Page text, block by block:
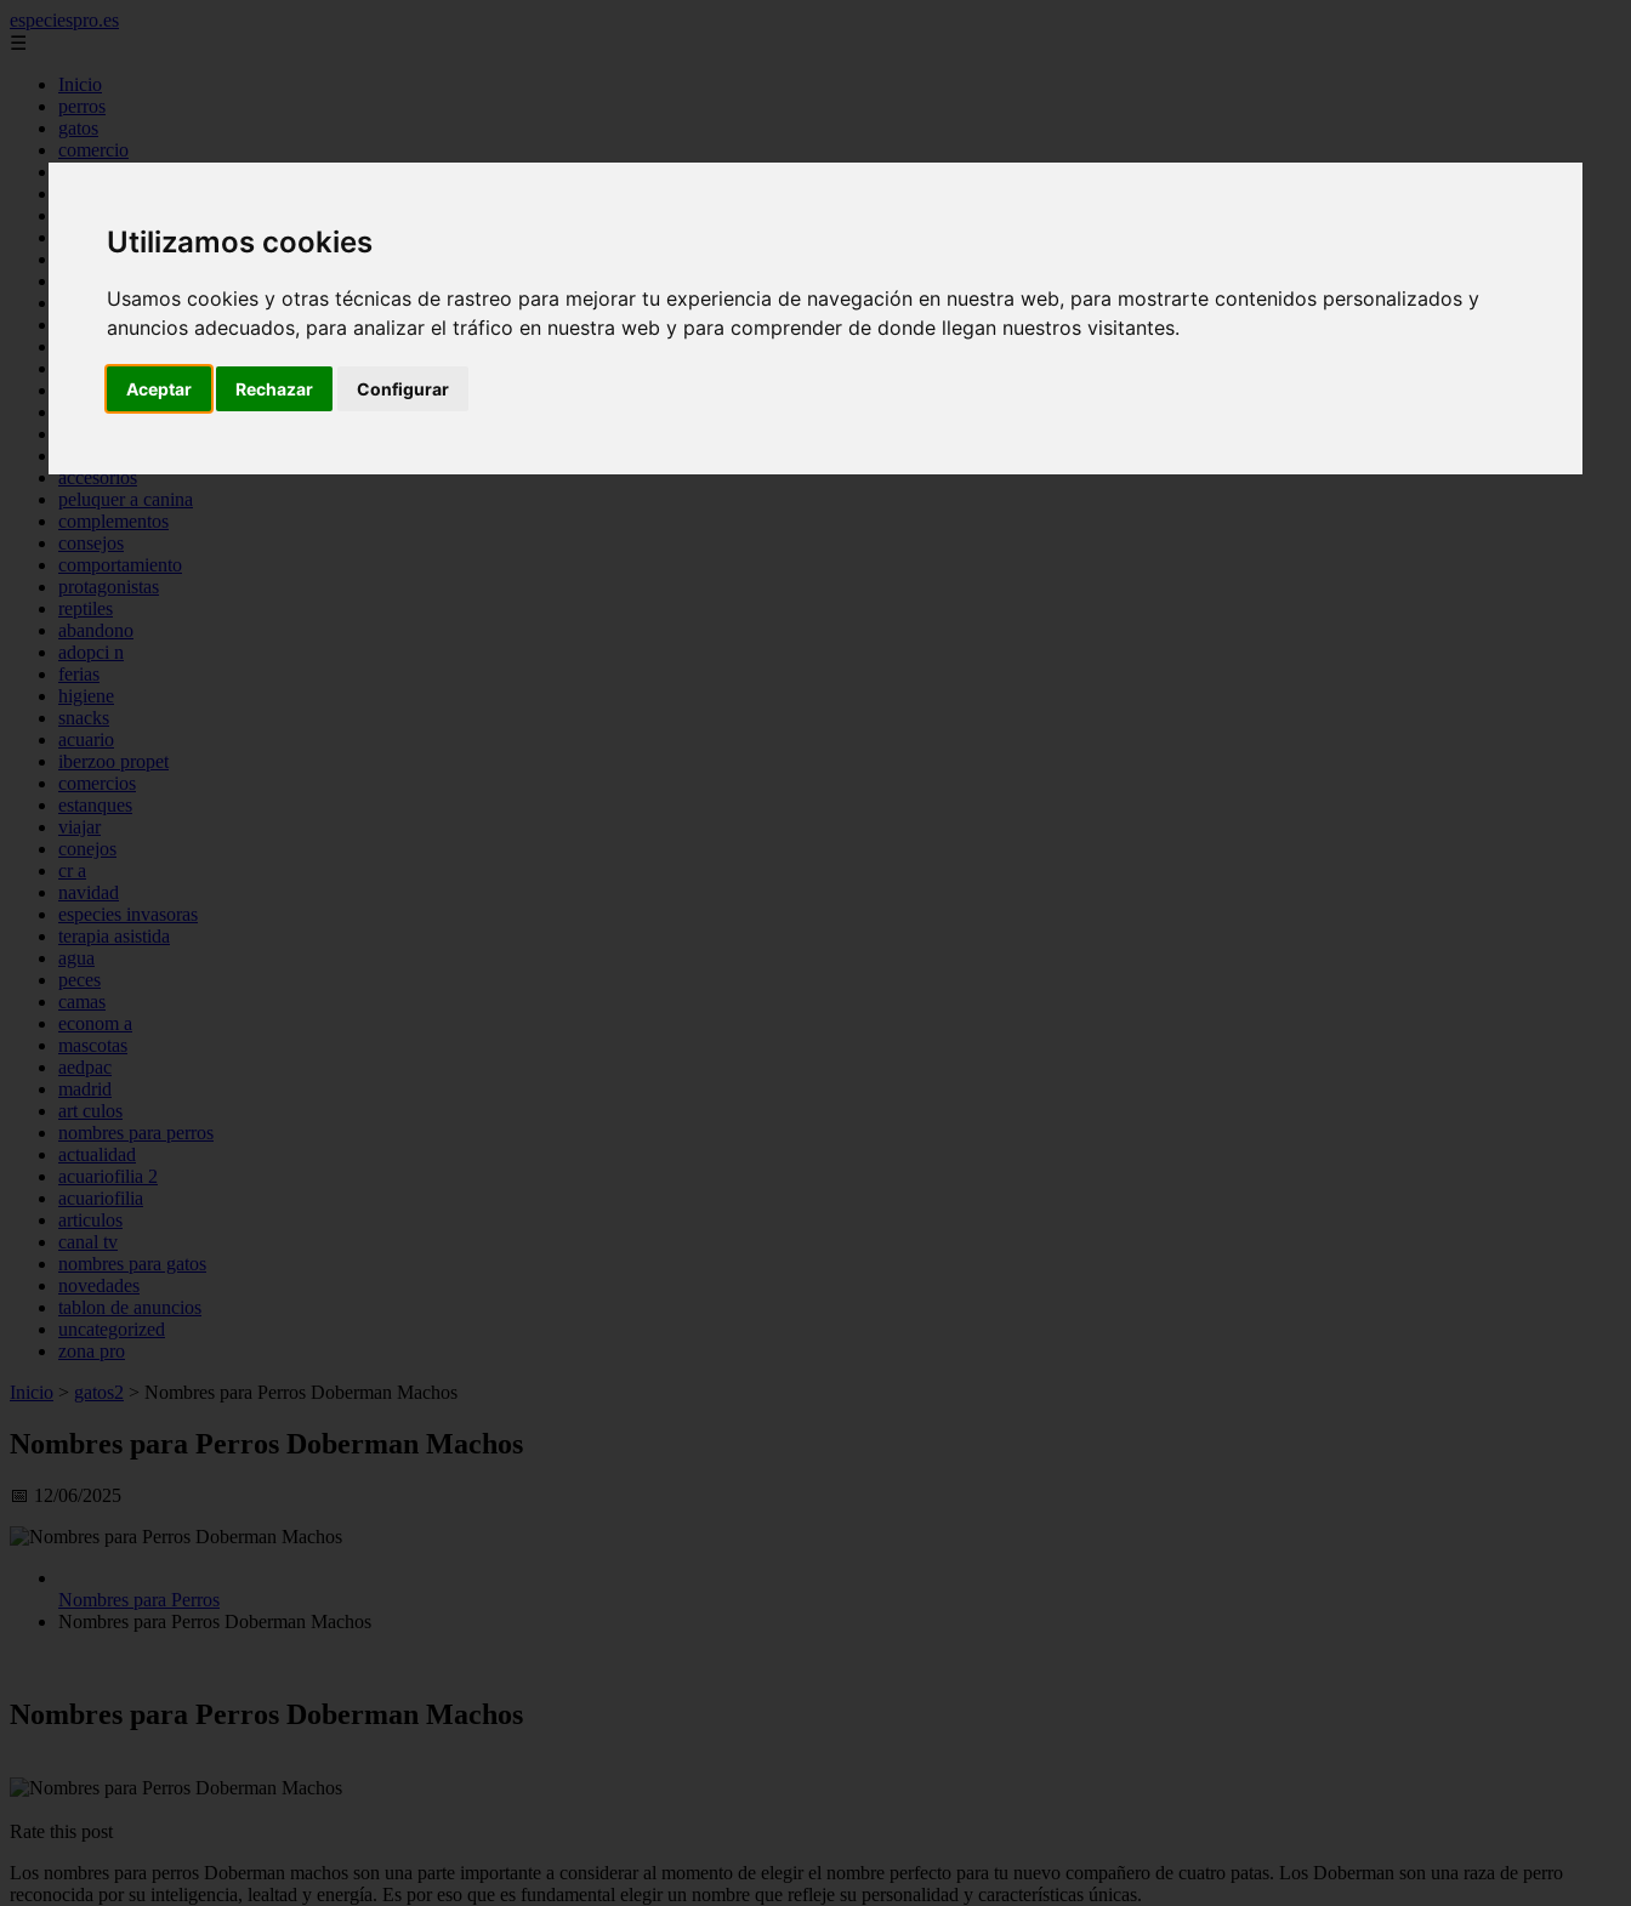
Utilizamos cookies
Usamos cookies y otras técnicas de rastreo para mejorar tu experiencia de navegación en nuestra web, para mostrarte contenidos personalizados y
anuncios adecuados, para analizar el tráfico en nuestra web y para comprender de donde llegan nuestros visitantes.
Aceptar Rechazar Configurar
especiespro.es
☰
Inicio
perros
gatos
comercio
tenencia responsable
mantenimiento
bienestar
peque os mam feros
verano
accesorios
peluquer a canina
complementos
consejos
comportamiento
protagonistas
reptiles
abandono
adopci n
ferias
higiene
snacks
acuario
iberzoo propet
comercios
estanques
viajar
conejos
cr a
navidad
especies invasoras
terapia asistida
agua
peces
camas
econom a
mascotas
aedpac
madrid
art culos
nombres para perros
actualidad
acuariofilia 2
acuariofilia
articulos
canal tv
nombres para gatos
novedades
tablon de anuncios
uncategorized
zona pro
Inicio > gatos2 > Nombres para Perros Doberman Machos
Nombres para Perros Doberman Machos
📅 12/06/2025
Nombres para Perros
Nombres para Perros Doberman Machos
Nombres para Perros Doberman Machos
Rate this post
Los nombres para perros Doberman machos son una parte importante a considerar al momento de elegir el nombre perfecto para tu nuevo compañero de cuatro patas. Los Doberman son una raza de perro
reconocida por su inteligencia, lealtad y energía. Es por eso que es fundamental elegir un nombre que refleje su personalidad y características únicas.